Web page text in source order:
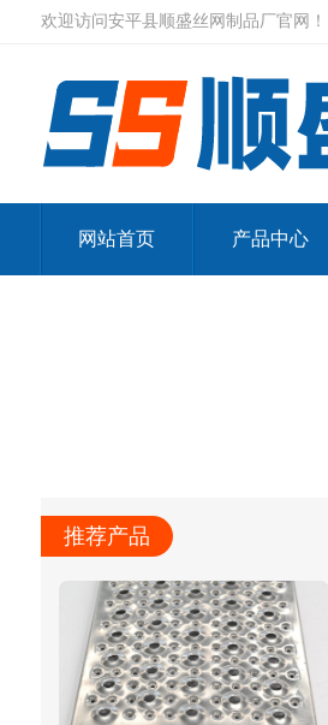
欢迎访问安平县顺盛丝网制品厂官网！
网站首页 产品中心
推荐产品